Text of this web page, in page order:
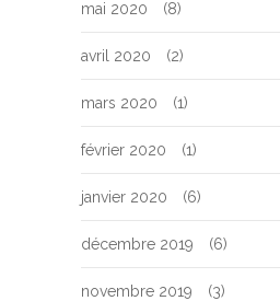
mai 2020 (8)
avril 2020 (2)
mars 2020 (1)
février 2020 (1)
janvier 2020 (6)
décembre 2019 (6)
novembre 2019 (3)